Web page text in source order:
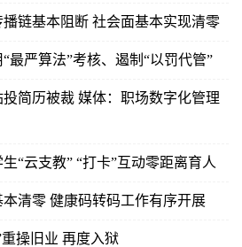
链基本阻断 社会面基本实现清零
“最严算法”考核、遏制“以罚代管”
投简历被裁 媒体：职场数字化管理
“云支教” “打卡”互动零距离育人
清零 健康码转码工作有序开展
操旧业 再度入狱